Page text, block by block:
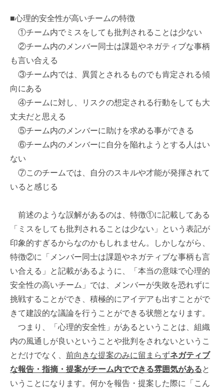
■心理的安全性が高いチームの特徴
①チーム内でミスをしても批判されることは少ない
②チーム内のメンバー同士は課題やネガティブな事柄
も言い合える
③チーム内では、異質とされるものでも肯定される傾
向にある
④チームに対し、リスクの想定される行動をしても大
丈夫だと思える
⑤チーム内のメンバーに助けを求める事ができる
⑥チーム内のメンバーに自分を陥れようとする人はい
ない
⑦このチームでは、自分のスキルや才能が発揮されて
いると感じる
前述のような誤解があるのは、特徴①に記載してある
「ミスをしても批判されることは少ない」という表記が
印象的すぎるからなのかもしれません。しかしながら、
特徴②に「メンバー同士は課題やネガティブな事柄も言
い合える」と記載があるように、「本当の意味で心理的
安全性の高いチーム」では、メンバーが失敗を恐れずに
挑戦することができ、積極的にアイデアも出すことがで
きて建設的な議論を行うことができる状態となります。
つまり、「心理的安全性」があるということは、組織
内の風通しが良いということや批判をされないというこ
とだけでなく、 前向きな提案のみに留まらずネガティブ
な報告・指摘・提案がチーム内でできる雰囲気があると
いうことになります。何かを報告・提案した際に「こん